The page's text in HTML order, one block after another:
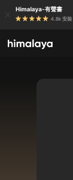
Himalaya-有聲書
4.8k 安裝